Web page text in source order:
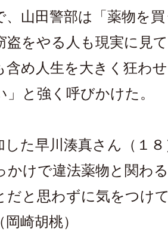
、山田警部は「薬物を
盗をやる人も現実に見
含め人生を大きく狂わ
と強く呼びかけた。
た早川湊真さん（１
かけで違法薬物と関わ
だと思わずに気をつけ
崎胡桃）